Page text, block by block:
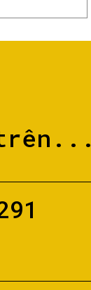
trên...